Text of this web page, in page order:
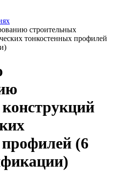
строительных
тонкостенных профилей
(6